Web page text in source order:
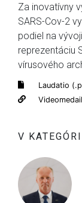
Za inovatívny
SARS-Cov-2
podiel na
reprezentáciu
vírusového
Laudatio
V